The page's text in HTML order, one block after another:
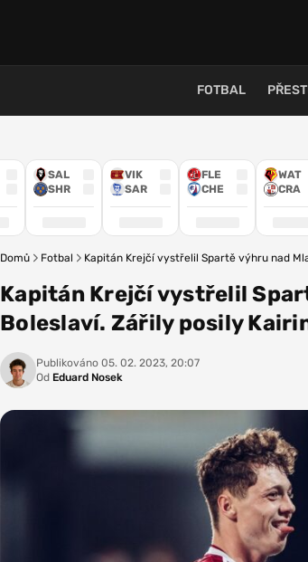
FOTBAL
SAL
SHR
VIK
SAR
FLE
CHE
WAT
CRA
Domů Fotbal Kapitán Krejčí vystřelil Spartě výhru nad
Kapitán Krejčí vystřelil
Boleslaví. Zářily posily
Publikováno 05. 02. 2023, 20:07
Od Eduard Nosek